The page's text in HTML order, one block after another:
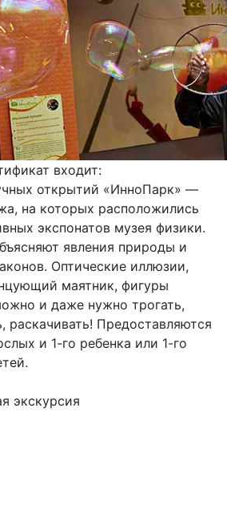
входит:
открытий «ИнноПарк» —
на которых расположились
экспонатов музея физики.
явления природы и
Оптические иллюзии,
маятник, фигуры
и даже нужно трогать,
раскачивать! Предоставляются
и 1-го ребенка или 1-го
экскурсия